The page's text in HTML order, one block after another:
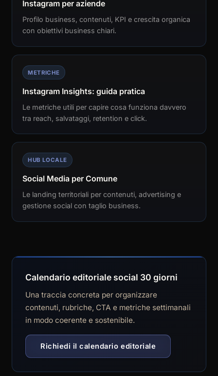
Instagram per aziende
Profilo business, contenuti, KPI e crescita organica
con obiettivi business chiari.
METRICHE
Instagram Insights: guida pratica
Le metriche utili per capire cosa funziona davvero
tra reach, salvataggi, retention e click.
HUB LOCALE
Social Media per Comune
Le landing territoriali per contenuti, advertising e
gestione social con taglio business.
Calendario editoriale social 30 giorni
Una traccia concreta per organizzare
contenuti, rubriche, CTA e metriche settimanali
in modo coerente e sostenibile.
Richiedi il calendario editoriale